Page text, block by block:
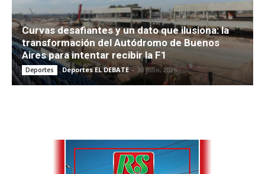
Curvas desafiantes y un dato que ilusiona: la
transformación del Autódromo de Buenos
Aires para intentar recibir la F1
Deportes Deportes EL DEBATE - 30 julio, 2026